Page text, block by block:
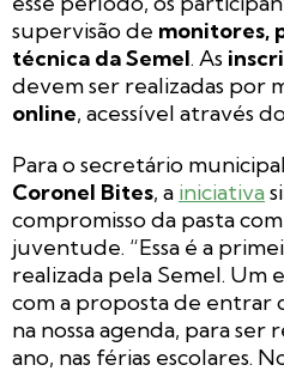
supervisão de monitores,
técnica da Semel. As
devem ser realizadas por
online, acessível através
Para o secretário
Coronel Bites, a iniciativa
compromisso da pasta
juventude. “Essa é a
realizada pela Semel. Um
com a proposta de entrar
na nossa agenda, para ser
ano, nas férias escolares.